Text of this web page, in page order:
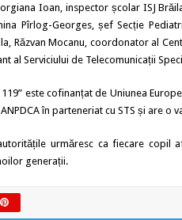
Ioan, inspector școlar ISJ
Pîrlog-Georges, șef Secție
Răzvan Mocanu, coordonator al
al Serviciului de Telecomunicații
este cofinanțat de Uniunea
în parteneriat cu STS și are o
urmăresc ca fiecare
generații.